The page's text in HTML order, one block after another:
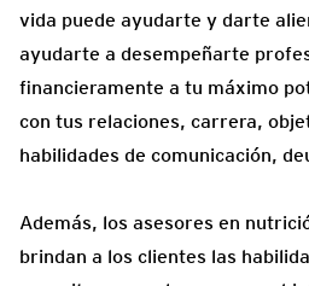
vida puede ayudarte y darte
ayudarte a desempeñarte
financieramente a tu máximo
con tus relaciones, carrera,
habilidades de comunicación,
Además, los asesores en
brindan a los clientes las